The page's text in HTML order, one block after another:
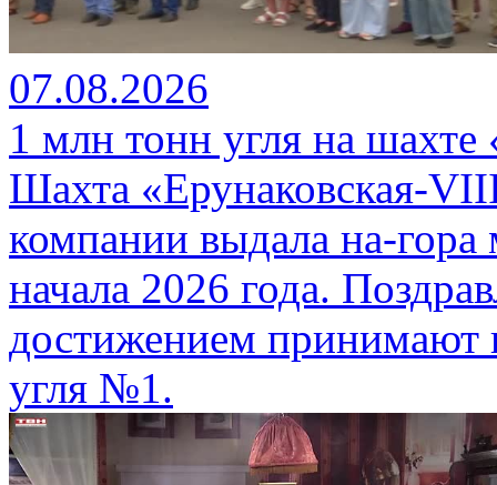
07.08.2026
1 млн тонн угля на
Шахта «Ерунаковская-
компании выдала на-
начала 2026 года.
достижением принимают
угля №1.